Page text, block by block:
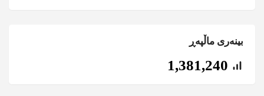
بینەری ماڵپەڕ
1,381,240